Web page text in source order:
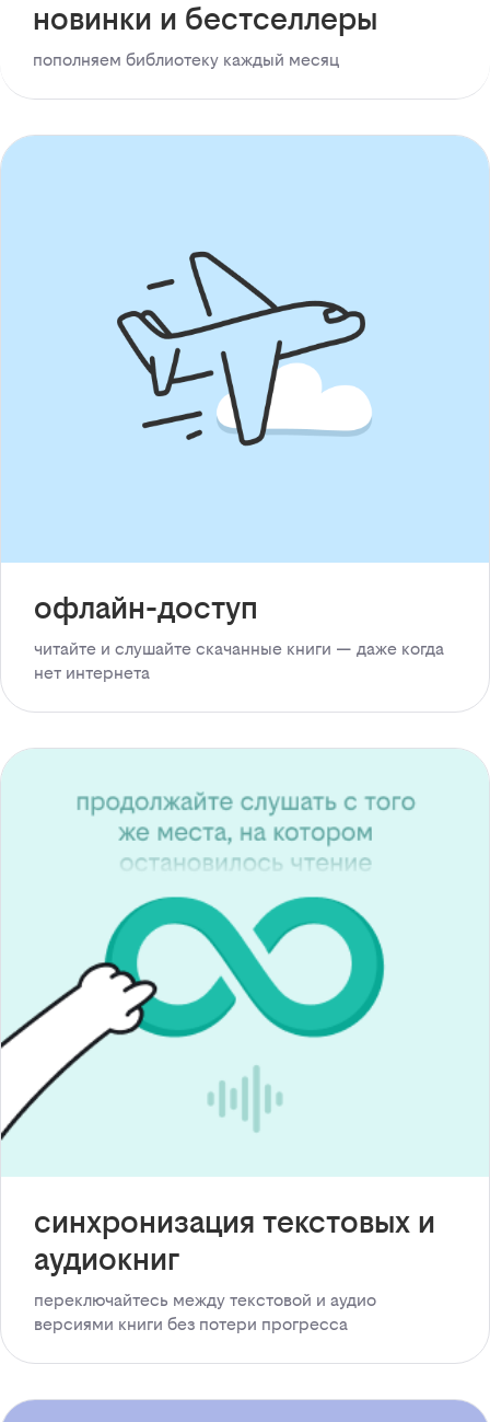
новинки и бестселлеры
пополняем библиотеку каждый месяц
офлайн-доступ
читайте и слушайте скачанные книги — даже когда
нет интернета
синхронизация текстовых и
аудиокниг
переключайтесь между текстовой и аудио
версиями книги без потери прогресса